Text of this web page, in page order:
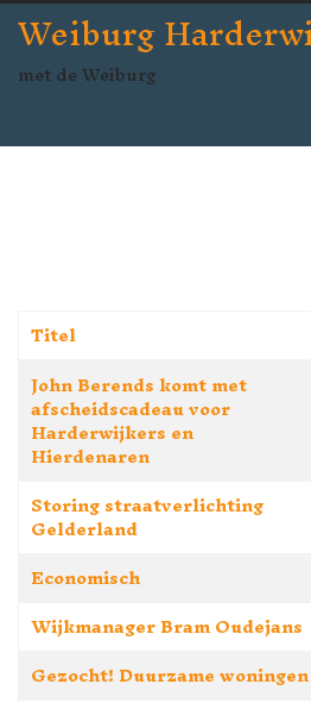
Weiburg
met de Weiburg
Artikelen
Titel
John Berends komt met
afscheidscadeau voor
Harderwijkers en
Hierdenaren
Storing straatverlichting
Gelderland
Economisch
Wijkmanager Bram Oudejans
Gezocht! Duurzame woningen